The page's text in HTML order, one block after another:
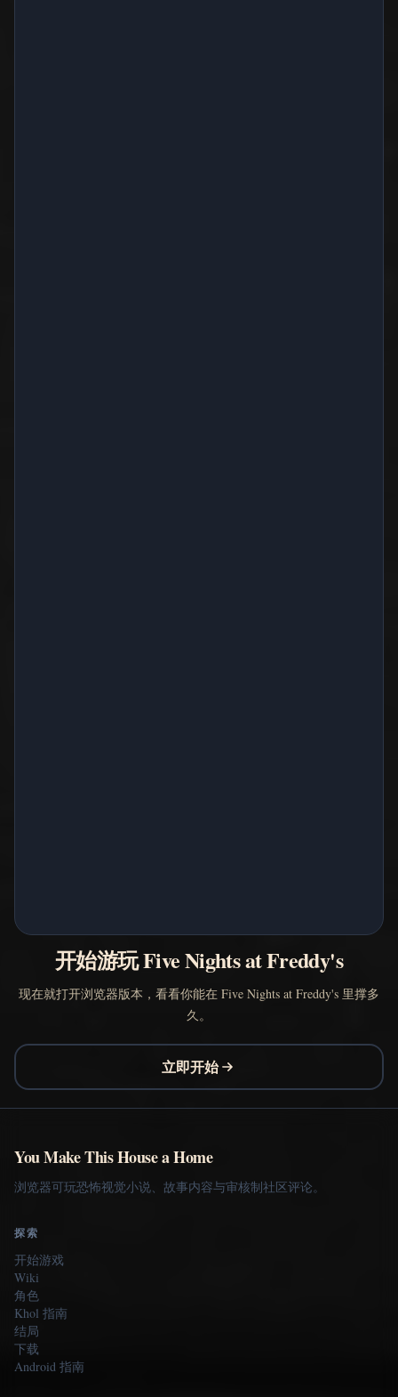
开始游玩 Five Nights at Freddy's
现在就打开浏览器版本，看看你能在 Five Nights at Freddy's 里撑多
久。
立即开始
You Make This House a Home
浏览器可玩恐怖视觉小说、故事内容与审核制社区评论。
探索
开始游戏
Wiki
角色
Khol 指南
结局
下载
Android 指南